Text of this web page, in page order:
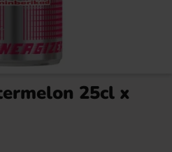
25cl x